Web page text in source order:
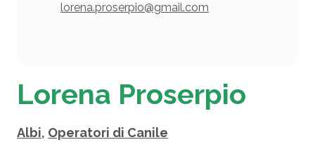
lorena.proserpio@gmail.com
Lorena Proserpio
Albi, Operatori di Canile